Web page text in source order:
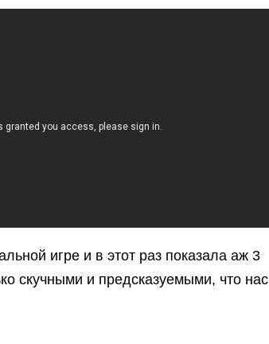
игре и в этот раз показала аж 3
скучными и предсказуемыми, что нас